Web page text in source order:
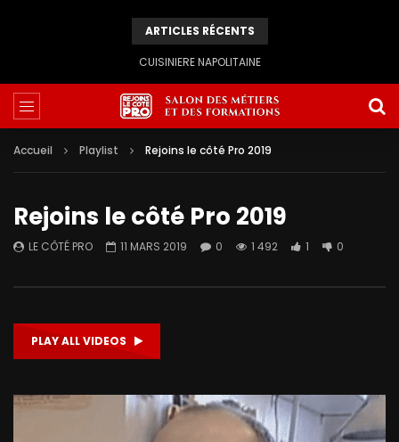
ARTICLES RÉCENTS
CUISINIERE NAPOLITAINE
Accueil Playlist Rejoins le côté Pro 2019
Rejoins le côté Pro 2019
LE CÔTÉ PRO 11 MARS 2019 0 1 492 1 0
PLAY ALL VIDEOS